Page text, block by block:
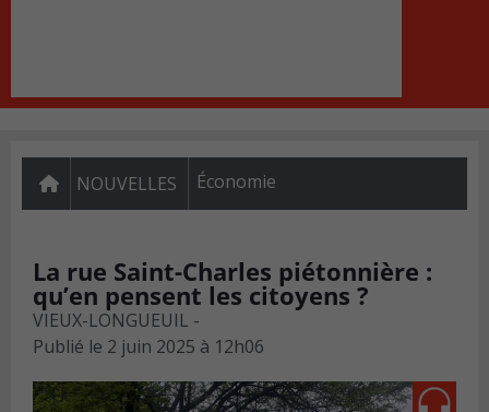
NOUVELLES Économie
La rue Saint-Charles piétonnière :
qu’en pensent les citoyens ?
VIEUX-LONGUEUIL -
Publié le 2 juin 2025 à 12h06